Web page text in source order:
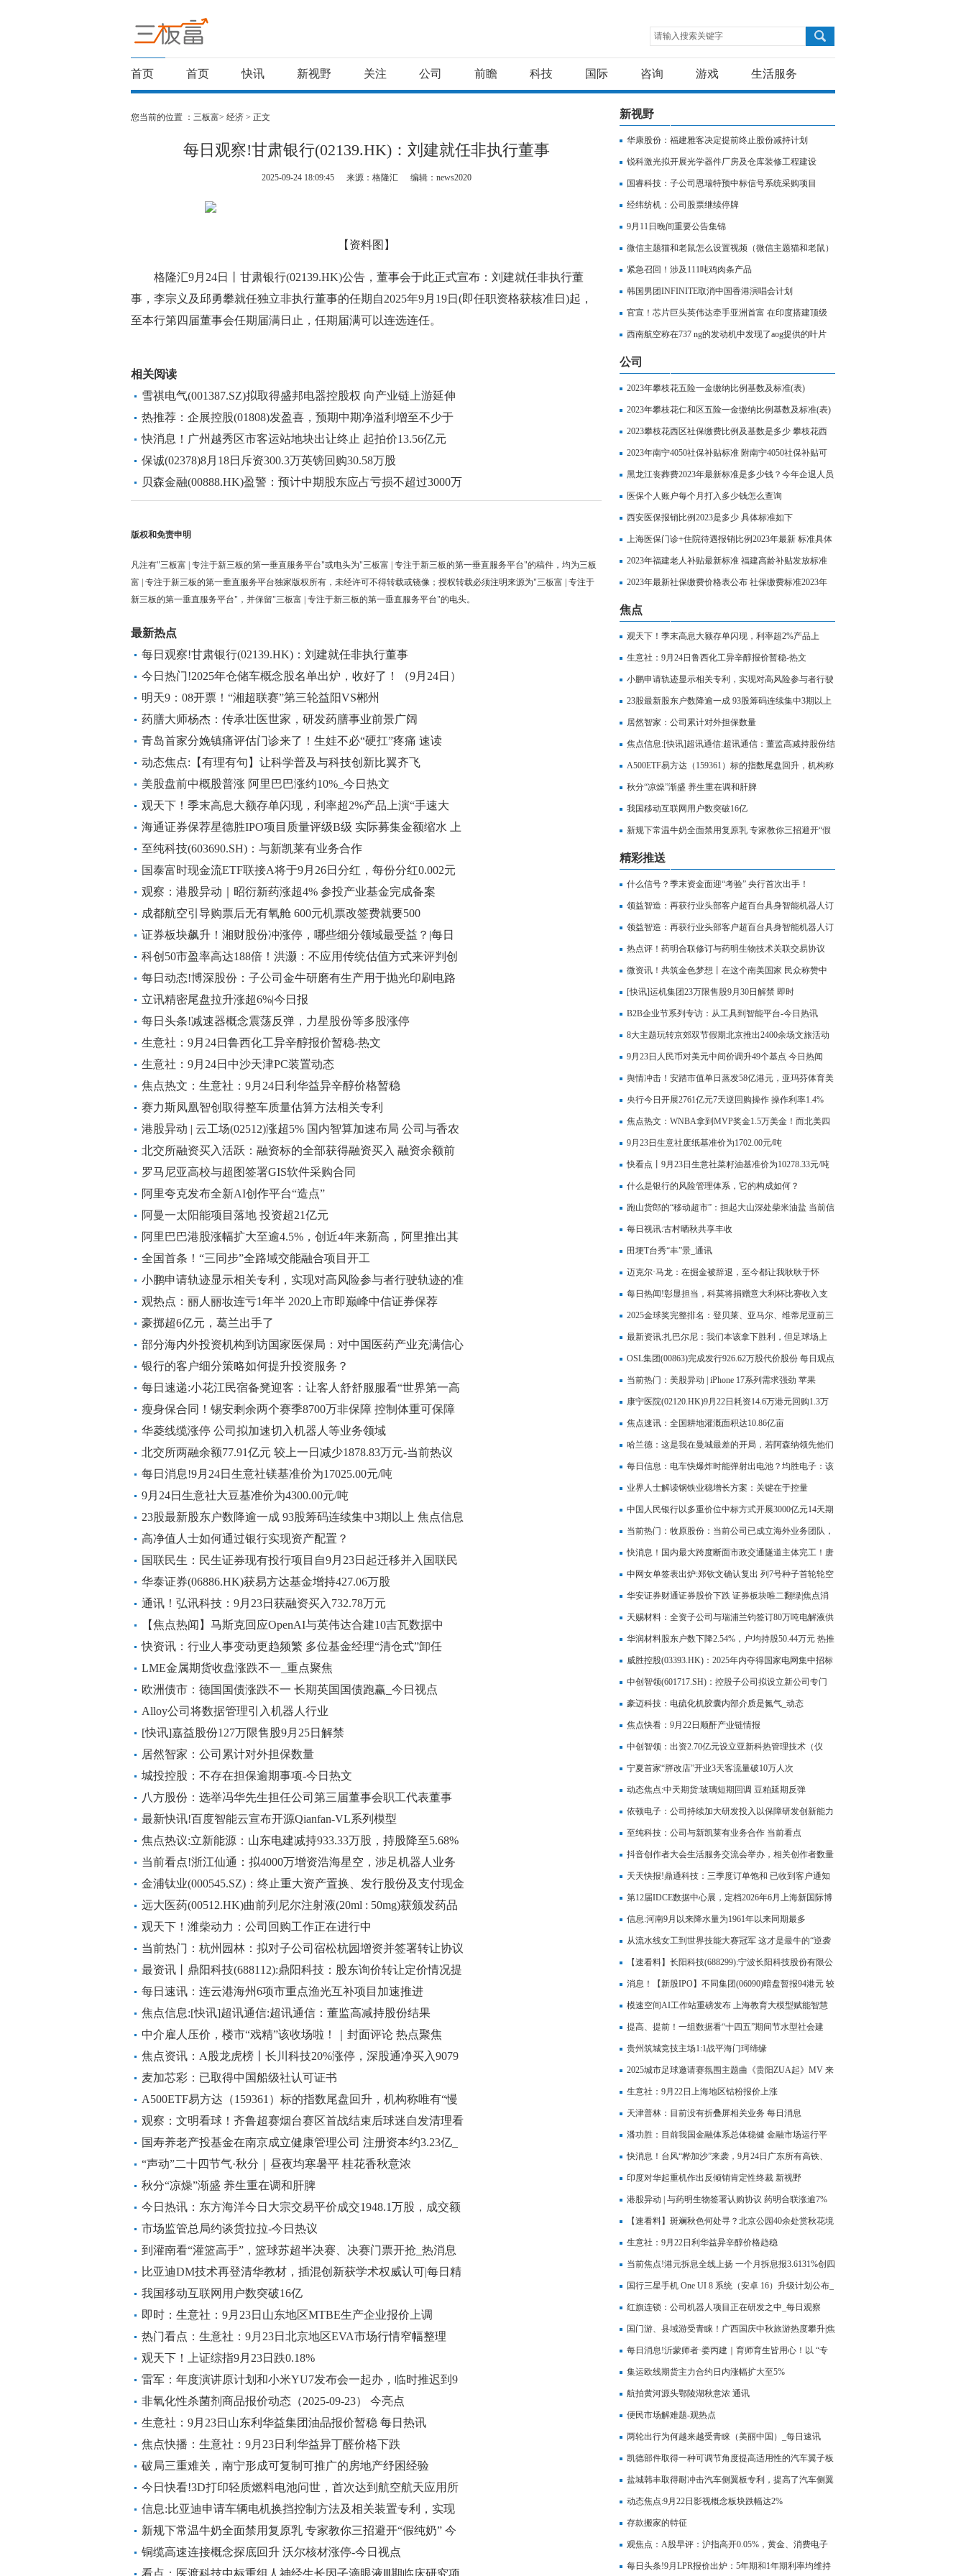
请输入搜索关键字
首页 首页 快讯 新视野 关注 公司 前瞻 科技 国际 咨询 游戏 生活服务
您当前的位置 ： 三板富> 经济 > 正文
每日观察!甘肃银行(02139.HK)：刘建就任非执行董事
2025-09-24 18:09:45 来源：格隆汇 编辑：news2020
【资料图】
格隆汇9月24日丨甘肃银行(02139.HK)公告，董事会于此正式宣布：刘建就任非执行董
事，李宗义及邱勇攀就任独立非执行董事的任期自2025年9月19日(即任职资格获核准日)起，
至本行第四届董事会任期届满日止，任期届满可以连选连任。
相关阅读
雪祺电气(001387.SZ)拟取得盛邦电器控股权 向产业链上游延伸
热推荐：企展控股(01808)发盈喜，预期中期净溢利增至不少于
4000万元
快消息！广州越秀区市客运站地块出让终止 起拍价13.56亿元
保诚(02378)8月18日斥资300.3万英镑回购30.58万股
贝森金融(00888.HK)盈警：预计中期股东应占亏损不超过3000万
港元 今日聚焦
版权和免责申明
凡注有"三板富 | 专注于新三板的第一垂直服务平台"或电头为"三板富 | 专注于新三板的第一垂直服务平台"的稿件，均为三板
富 | 专注于新三板的第一垂直服务平台独家版权所有，未经许可不得转载或镜像；授权转载必须注明来源为"三板富 | 专注于
新三板的第一垂直服务平台"，并保留"三板富 | 专注于新三板的第一垂直服务平台"的电头。
最新热点
每日观察!甘肃银行(02139.HK)：刘建就任非执行董事
今日热门!2025年仓储车概念股名单出炉，收好了！（9月24日）
明天9：08开票！“湘超联赛”第三轮益阳VS郴州
药膳大师杨杰：传承壮医世家，研发药膳事业前景广阔
青岛首家分娩镇痛评估门诊来了！生娃不必“硬扛”疼痛 速读
动态焦点:【有理有句】让科学普及与科技创新比翼齐飞
美股盘前中概股普涨 阿里巴巴涨约10%_今日热文
观天下！季末高息大额存单闪现，利率超2%产品上演“手速大
战”
海通证券保荐星德胜IPO项目质量评级B级 实际募集金额缩水 上
市首年扣非净利润下降
至纯科技(603690.SH)：与新凯莱有业务合作
国泰富时现金流ETF联接A将于9月26日分红，每份分红0.002元
观察：港股异动｜昭衍新药涨超4% 参投产业基金完成备案
成都航空引导购票后无有氧舱 600元机票改签费就要500
证券板块飙升！湘财股份冲涨停，哪些细分领域最受益？|每日
热闻
科创50市盈率高达188倍！洪灏：不应用传统估值方式来评判创
新板块的价值
每日动态!博深股份：子公司金牛研磨有生产用于抛光印刷电路
板（PCB 板）的大卷砂带产品，年销售额约 200 万元左右，下
游转换商客户加工成成品后销售用于 PCB 板的抛光
立讯精密尾盘拉升涨超6%|今日报
每日头条!减速器概念震荡反弹，力星股份等多股涨停
生意社：9月24日鲁西化工异辛醇报价暂稳-热文
生意社：9月24日中沙天津PC装置动态
焦点热文：生意社：9月24日利华益异辛醇价格暂稳
赛力斯凤凰智创取得整车质量估算方法相关专利
港股异动 | 云工场(02512)涨超5% 国内智算加速布局 公司与香农
芯创成立合资开拓智算服务市场|焦点观察
北交所融资买入活跃：融资标的全部获得融资买入 融资余额前
五你绝对想不到
罗马尼亚高校与超图签署GIS软件采购合同
阿里夸克发布全新AI创作平台“造点”
阿曼一太阳能项目落地 投资超21亿元
阿里巴巴港股涨幅扩大至逾4.5%，创近4年来新高，阿里推出其
迄今为止能力最强的模型Qwen3-Max 今日聚焦
全国首条！“三同步”全路域交能融合项目开工
小鹏申请轨迹显示相关专利，实现对高风险参与者行驶轨迹的准
确且清晰显示
观热点：丽人丽妆连亏1年半 2020上市即巅峰中信证券保荐
豪掷超6亿元，葛兰出手了
部分海内外投资机构到访国家医保局：对中国医药产业充满信心
微速讯
银行的客户细分策略如何提升投资服务？
每日速递:小花江民宿备凳迎客：让客人舒舒服服看“世界第一高
桥”
瘦身保合同！锡安剩余两个赛季8700万非保障 控制体重可保障
部分 观焦点
华菱线缆涨停 公司拟加速切入机器人等业务领域
北交所两融余额77.91亿元 较上一日减少1878.83万元-当前热议
每日消息!9月24日生意社镁基准价为17025.00元/吨
9月24日生意社大豆基准价为4300.00元/吨
23股最新股东户数降逾一成 93股筹码连续集中3期以上 焦点信息
高净值人士如何通过银行实现资产配置？
国联民生：民生证券现有投行项目自9月23日起迁移并入国联民
生承销保荐|热议
华泰证券(06886.HK)获易方达基金增持427.06万股
通讯！弘讯科技：9月23日获融资买入732.78万元
【焦点热闻】马斯克回应OpenAI与英伟达合建10吉瓦数据中
心：xAI将第一个实现急削减降息押注
快资讯：行业人事变动更趋频繁 多位基金经理“清仓式”卸任
LME金属期货收盘涨跌不一_重点聚焦
欧洲债市：德国国债涨跌不一 长期英国国债跑赢_今日视点
Alloy公司将数据管理引入机器人行业
[快讯]嘉益股份127万限售股9月25日解禁
居然智家：公司累计对外担保数量
城投控股：不存在担保逾期事项-今日热文
八方股份：选举冯华先生担任公司第三届董事会职工代表董事
每日快报
最新快讯!百度智能云宣布开源Qianfan-VL系列模型
焦点热议:立新能源：山东电建减持933.33万股，持股降至5.68%
当前看点!浙江仙通：拟4000万增资浩海星空，涉足机器人业务
金浦钛业(000545.SZ)：终止重大资产置换、发行股份及支付现金
购买资产并募集配套资金
远大医药(00512.HK)曲前列尼尔注射液(20ml : 50mg)获颁发药品
注册证书|当前热点
观天下！潍柴动力：公司回购工作正在进行中
当前热门：杭州园林：拟对子公司宿松杭园增资并签署转让协议
最资讯丨鼎阳科技(688112):鼎阳科技：股东询价转让定价情况提
示性公告
每日速讯：连云港海州6项市重点渔光互补项目加速推进
焦点信息:[快讯]超讯通信:超讯通信：董监高减持股份结果
中介雇人压价，楼市“戏精”该收场啦！｜封面评论 热点聚焦
焦点资讯：A股龙虎榜丨长川科技20%涨停，深股通净买入9079
万；游资“中山东路”净买入1.58亿，陈小群净买入1.63亿
麦加芯彩：已取得中国船级社认可证书
A500ETF易方达（159361）标的指数尾盘回升，机构称唯有“慢
牛”才是“长牛”
观察：文明看球！齐鲁超赛烟台赛区首战结束后球迷自发清理看
台
国寿养老产投基金在南京成立健康管理公司 注册资本约3.23亿_
观速讯
“声动”二十四节气·秋分｜昼夜均寒暑平 桂花香秋意浓
秋分“凉燥”渐盛 养生重在调和肝脾
今日热讯：东方海洋今日大宗交易平价成交1948.1万股，成交额
5065.06万元
市场监管总局约谈货拉拉-今日热议
到灌南看“灌篮高手”，篮球苏超半决赛、决赛门票开抢_热消息
比亚迪DM技术再登清华教材，插混创新获学术权威认可|每日精
选
我国移动互联网用户数突破16亿
即时：生意社：9月23日山东地区MTBE生产企业报价上调
热门看点：生意社：9月23日北京地区EVA市场行情窄幅整理
观天下！上证综指9月23日跌0.18%
雷军：年度演讲原计划和小米YU7发布会一起办，临时推迟到9
月_每日关注
非氧化性杀菌剂商品报价动态（2025-09-23） 今亮点
生意社：9月23日山东利华益集团油品报价暂稳 每日热讯
焦点快播：生意社：9月23日利华益异丁醛价格下跌
破局三重难关，南宁形成可复制可推广的房地产纾困经验
今日快看!3D打印轻质燃料电池问世，首次达到航空航天应用所
需的比功率指标
信息:比亚迪申请车辆电机换挡控制方法及相关装置专利，实现
无位置传感器也能获取到拨片准确的位移量信息
新规下常温牛奶全面禁用复原乳 专家教你三招避开“假纯奶” 今
日视点
铜缆高速连接概念探底回升 沃尔核材涨停-今日视点
看点：医渡科技中标重组人神经生长因子滴眼液Ⅲ期临床研究项
新视野
华康股份：福建雅客决定提前终止股份减持计划
锐科激光拟开展光学器件厂房及仓库装修工程建设
国睿科技：子公司恩瑞特预中标信号系统采购项目
经纬纺机：公司股票继续停牌
9月11日晚间重要公告集锦
微信主题猫和老鼠怎么设置视频（微信主题猫和老鼠）
紧急召回！涉及111吨鸡肉条产品
韩国男团INFINITE取消中国香港演唱会计划
官宣！芯片巨头英伟达牵手亚洲首富 在印度搭建顶级
超算、炼制本土大模型
西南航空称在737 ng的发动机中发现了aog提供的叶片
公司
2023年攀枝花五险一金缴纳比例基数及标准(表)
2023年攀枝花仁和区五险一金缴纳比例基数及标准(表)
2023攀枝花西区社保缴费比例及基数是多少 攀枝花西
区社保缴费标准表
2023年南宁4050社保补贴标准 附南宁4050社保补贴可
以享受几年
黑龙江丧葬费2023年最新标准是多少钱？今年企退人员
丧葬费领多少钱？
医保个人账户每个月打入多少钱怎么查询
西安医保报销比例2023是多少 具体标准如下
上海医保门诊+住院待遇报销比例2023年最新 标准具体
如下
2023年福建老人补贴最新标准 福建高龄补贴发放标准
2023
2023年最新社保缴费价格表公布 社保缴费标准2023年
最新（个人+企业）
焦点
观天下！季末高息大额存单闪现，利率超2%产品上
演“手速大战”
生意社：9月24日鲁西化工异辛醇报价暂稳-热文
小鹏申请轨迹显示相关专利，实现对高风险参与者行驶
轨迹的准确且清晰显示
23股最新股东户数降逾一成 93股筹码连续集中3期以上
焦点信息
居然智家：公司累计对外担保数量
焦点信息:[快讯]超讯通信:超讯通信：董监高减持股份结
果
A500ETF易方达（159361）标的指数尾盘回升，机构称
唯有“慢牛”才是“长牛”
秋分“凉燥”渐盛 养生重在调和肝脾
我国移动互联网用户数突破16亿
新规下常温牛奶全面禁用复原乳 专家教你三招避开“假
纯奶” 今日视点
精彩推送
什么信号？季末资金面迎“考验” 央行首次出手！
领益智造：再获行业头部客户超百台具身智能机器人订
单
领益智造：再获行业头部客户超百台具身智能机器人订
单
热点评！药明合联修订与药明生物技术关联交易协议
预计2025年交易上限增至30亿元
微资讯！共筑金色梦想丨在这个南美国家 民众称赞中
国人“真正把技术送到田间”
[快讯]运机集团23万限售股9月30日解禁 即时
B2B企业节系列专访：从工具到智能平台-今日热讯
8大主题玩转京郊双节假期北京推出2400余场文旅活动
9月23日人民币对美元中间价调升49个基点 今日热闻
舆情冲击！安踏市值单日蒸发58亿港元，亚玛芬体育美
股盘前一度跌超11% 焦点
央行今日开展2761亿元7天逆回购操作 操作利率1.4%
焦点热文：WNBA拿到MVP奖金1.5万美金！而北美四
大联盟都无联盟奖金
9月23日生意社废纸基准价为1702.00元/吨
快看点丨9月23日生意社菜籽油基准价为10278.33元/吨
什么是银行的风险管理体系，它的构成如何？
跑山货郎的“移动超市”：担起大山深处柴米油盐 当前信
息
每日视讯:古村晒秋共享丰收
田埂T台秀“丰”景_通讯
迈克尔·马龙：在掘金被辞退，至今都让我耿耿于怀
每日热闻!彰显担当，科莫将捐赠意大利杯比赛收入支
援强降雨受灾地区
2025金球奖完整排名：登贝莱、亚马尔、维蒂尼亚前三
最新资讯:扎巴尔尼：我们本该拿下胜利，但足球场上
什么情况都可能发生
OSL集团(00863)完成发行926.62万股代价股份 每日观点
当前热门：美股异动 | iPhone 17系列需求强劲 苹果
(AAPL.US)涨超3%
康宁医院(02120.HK)9月22日耗资14.6万港元回购1.3万
股
焦点速讯：全国耕地灌溉面积达10.86亿亩
哈兰德：这是我在曼城最差的开局，若阿森纳领先他们
也会退守
每日信息：电车快爆炸时能弹射出电池？均胜电子：该
技术与公司无关
业界人士解读钢铁业稳增长方案：关键在于控量
中国人民银行以多重价位中标方式开展3000亿元14天期
逆回购操作-每日视点
当前热门：牧原股份：当前公司已成立海外业务团队，
正在充分调研海外市场
快消息！国内最大跨度断面市政交通隧道主体完工！唐
山路隧道迎新进展
中网女单签表出炉:郑钦文确认复出 列7号种子首轮轮空
华安证券财通证券股价下跌 证券板块唯二翻绿|焦点消
息
天赐材料：全资子公司与瑞浦兰钧签订80万吨电解液供
应合作协议_每日看点
华润材料股东户数下降2.54%，户均持股50.44万元 热推
荐
威胜控股(03393.HK)：2025年内夺得国家电网集中招标
累计价值约3.98亿元合约 即时焦点
中创智领(601717.SH)：控股子公司拟设立新公司专门
承担热管理业务的运营职能
豪迈科技：电硫化机胶囊内部介质是氮气_动态
焦点快看：9月22日顺酐产业链情报
中创智领：出资2.70亿元设立亚新科热管理技术（仪
征）有限公司
宁夏首家“胖改店”开业3天客流量破10万人次
动态焦点:中天期货:玻璃短期回调 豆粕延期反弹
依顿电子：公司持续加大研发投入以保障研发创新能力
至纯科技：公司与新凯莱有业务合作 当前看点
抖音创作者大会生活服务交流会举办，相关创作者数量
同比增长47%
天天快报!鼎通科技：三季度订单饱和 已收到客户通知
同步对Cage和液冷产品做产能上的准备
第12届IDCE数据中心展，定档2026年6月上海新国际博
览中心
信息:河南9月以来降水量为1961年以来同期最多
从流水线女工到世界技能大赛冠军 这才是最牛的“逆袭
剧本”
【速看料】长阳科技(688299):宁波长阳科技股份有限公
司股东提前终止减持计划暨减持股份结果
消息！【新股IPO】不同集团(06090)暗盘暂报94港元 较
招股价高32.02%
模速空间AI工作站重磅发布 上海教育大模型赋能智慧
教育新生态
提高、提前！一组数据看“十四五”期间节水型社会建
设“成绩单”
贵州筑城竞技主场1:1战平海门珂缔缘
2025城市足球邀请赛氛围主题曲《贵阳ZUA起》MV 来
了！
生意社：9月22日上海地区钴粉报价上涨
天津普林：目前没有折叠屏相关业务 每日消息
潘功胜：目前我国金融体系总体稳健 金融市场运行平
稳|每日快播
快消息！台风“桦加沙”来袭，9月24日广东所有高铁、
普速列车停运
印度对华起重机作出反倾销肯定性终裁 新视野
港股异动 | 与药明生物签署认购协议 药明合联涨逾7%
创历史新高
【速看料】斑斓秋色何处寻？北京公园40余处赏秋花境
等你来看
生意社：9月22日利华益异辛醇价格趋稳
当前焦点!港元拆息全线上扬 一个月拆息报3.6131%创四
个月新高
国行三星手机 One UI 8 系统（安卓 16）升级计划公布_
焦点热讯
红旗连锁：公司机器人项目正在研发之中_每日观察
国门游、县域游受青睐！广西国庆中秋旅游热度攀升|焦
点短讯
每日消息!沂蒙师者·娄丙建｜育师育生皆用心！以 “专
业 + 幸福” 点亮临沂教育
集运欧线期货主力合约日内涨幅扩大至5%
航拍黄河源头鄂陵湖秋意浓 通讯
便民市场解难题-观热点
两轮出行为何越来越受青睐（美丽中国）_每日速讯
凯德部件取得一种可调节角度提高适用性的汽车翼子板
安装支架专利 每日简讯
盐城韩丰取得耐冲击汽车侧翼板专利，提高了汽车侧翼
板的耐冲击性
动态焦点:9月22日影视概念板块跌幅达2%
存款搬家的特征
观焦点：A股早评：沪指高开0.05%，黄金、消费电子
概念活跃！湖南白银、盛达资源涨6%，立讯精密一字
每日头条!9月LPR报价出炉：5年期和1年期利率均维持